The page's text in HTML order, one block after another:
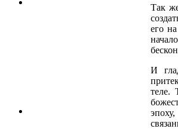
Так
его
И
теле.